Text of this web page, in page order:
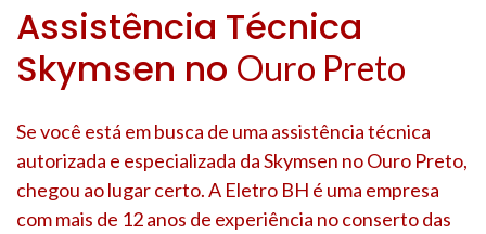
Assistência Técnica
Skymsen no Ouro Preto
Se você está em busca de uma assistência técnica
autorizada e especializada da Skymsen noOuro Preto,
chegou ao lugar certo. A Eletro BH é uma empresa
com mais de 12 anos de experiência no conserto das